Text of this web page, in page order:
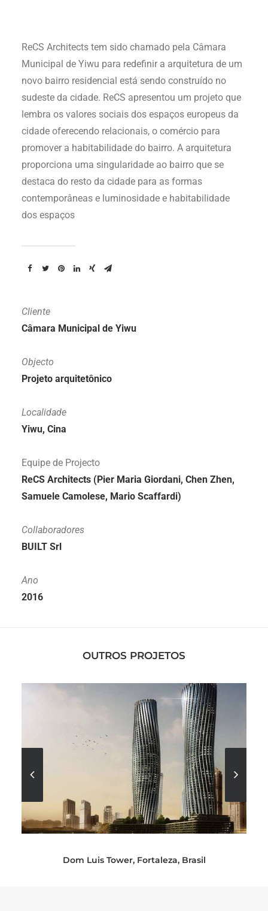
ReCS Architects tem sido chamado pela Câmara
Municipal de Yiwu para redefinir a arquitetura de um
novo bairro residencial está sendo construído no
sudeste da cidade. ReCS apresentou um projeto que
lembra os valores sociais dos espaços europeus da
cidade oferecendo relacionais, o comércio para
promover a habitabilidade do bairro. A arquitetura
proporciona uma singularidade ao bairro que se
destaca do resto da cidade para as formas
contemporâneas e luminosidade e habitabilidade
dos espaços
Cliente
Câmara Municipal de Yiwu
Objecto
Projeto arquitetônico
Localidade
Yiwu, Cina
Equipe de Projecto
ReCS Architects (Pier Maria Giordani, Chen Zhen,
Samuele Camolese, Mario Scaffardi)
Collaboradores
BUILT Srl
Ano
2016
OUTROS PROJETOS
Dom Luis Tower, Fortaleza, Brasil